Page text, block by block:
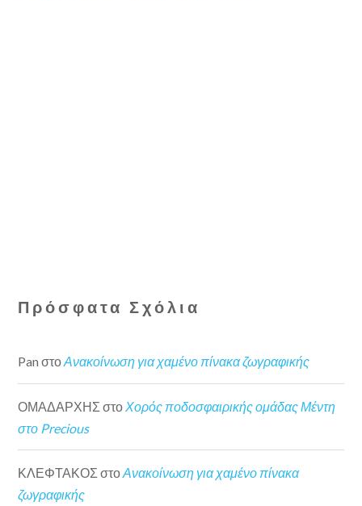
Πρόσφατα Σχόλια
Pan στοΑνακοίνωση για χαμένο πίνακα ζωγραφικής
ΟΜΑΔΑΡΧΗΣ στο Χορός ποδοσφαιρικής ομάδας Μέντη
στο Precious
ΚΛΕΦΤΑΚΟΣ στοΑνακοίνωση για χαμένο πίνακα
ζωγραφικής